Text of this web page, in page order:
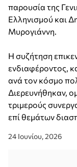
παρουσία της
Ελληνισμού και
Μυρογιάννη.
Η συζήτηση
ενδιαφέροντος,
ανά τον κόσμο
Διερευνήθηκαν,
τριμερούς
επί θεμάτων
24 Ιουνίου, 2026